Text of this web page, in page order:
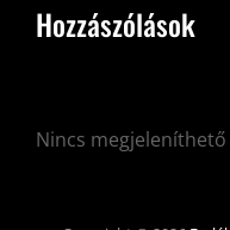
Hozzászólások
Nincs megjeleníthető